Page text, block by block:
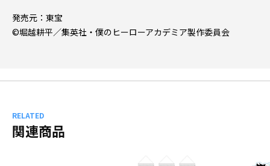
発売元：東宝
©堀越耕平／集英社・僕のヒーローアカデミア製作委員会
RELATED
関連商品